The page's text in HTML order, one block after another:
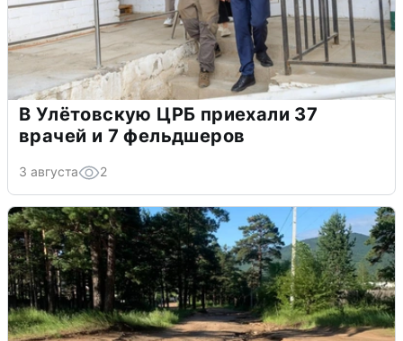
В Улётовскую ЦРБ приехали 37
врачей и 7 фельдшеров
3 августа 2